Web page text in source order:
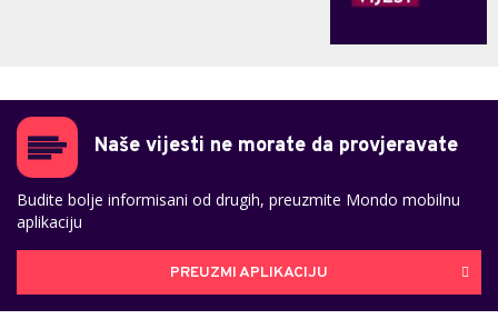
Naše vijesti ne morate da provjeravate
Budite bolje informisani od drugih, preuzmite Mondo mobilnu
aplikaciju
PREUZMI APLIKACIJU